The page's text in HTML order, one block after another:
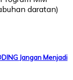
daratan)
Jangan Menjadi